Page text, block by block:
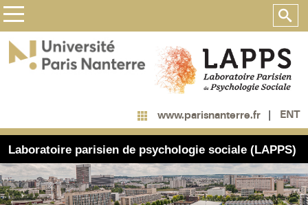
www.parisnanterre.fr ENT
Laboratoire parisien de psychologie sociale (LAPPS)